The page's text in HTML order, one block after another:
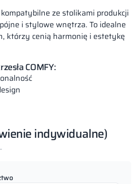
kompatybilne ze stolikami produkcji
i stylowe wnętrza. To idealne
którzy cenią harmonię i estetykę
COMFY:
indywidualne)